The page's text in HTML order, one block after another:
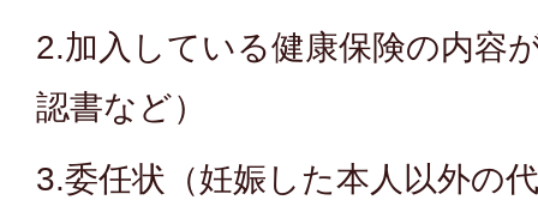
2.加入している健康保険の内容
認書など）
3.委任状（妊娠した本人以外の